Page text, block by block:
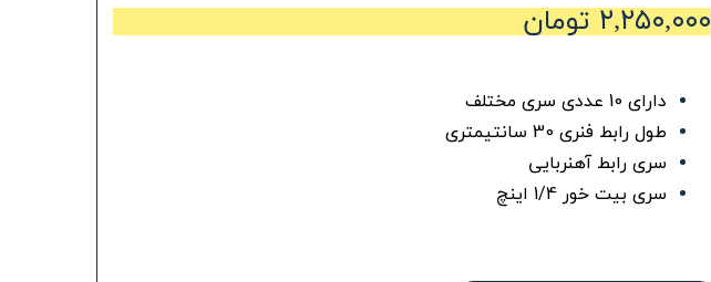
۲,۲۵۰,۰۰۰ تومان
دارای 10 عددی سری مختلف
طول رابط فنری 30 سانتیمتری
سری رابط آهنربایی
سری بیت خور 1/4 اینچ